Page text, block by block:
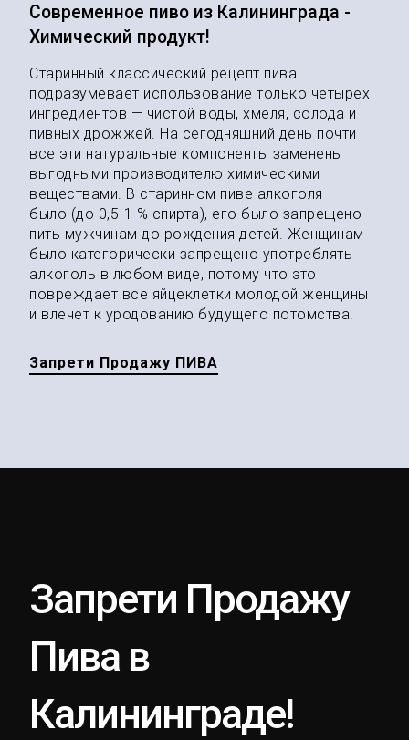
Современное пиво из Калининграда -
Химический продукт!
Старинный классический рецепт пива
подразумевает использование только четырех
ингредиентов — чистой воды, хмеля, солода и
пивных дрожжей. На сегодняшний день почти
все эти натуральные компоненты заменены
выгодными производителю химическими
веществами. В старинном пиве алкоголя
было (до 0,5-1 % спирта), его было запрещено
пить мужчинам до рождения детей. Женщинам
было категорически запрещено употреблять
алкоголь в любом виде, потому что это
повреждает все яйцеклетки молодой женщины
и влечет к уродованию будущего потомства.
Запрети Продажу ПИВА
Запрети Продажу
Пива в
Калининграде!